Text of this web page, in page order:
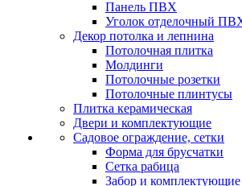
Панель ПВХ
Уголок отделочный
Декор потолка и лепнина
Потолочная плитка
Молдинги
Потолочные розетки
Потолочные плинтусы
Плитка керамическая
Двери и комплектующие
Садовое ограждение, сетки
Форма для брусчатки
Сетка рабица
Забор и комплектующие